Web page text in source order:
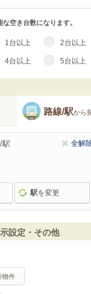
空き台数になります。
1台以上 2台以上
4台以上 5台以上
路線/駅から
駅 全解
駅を変更
設定・その他
物件